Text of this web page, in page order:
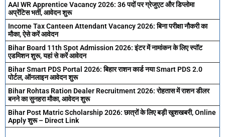
AAI WR Apprentice Vacancy 2026: 36 पदों पर ग्रेजुएट और डिप्लोमा
अप्रेंटिस भर्ती, आवेदन शुरू
Income Tax Canteen Attendant Vacancy 2026: बिना परीक्षा नौकरी का
मौका, ऐसे करें आवेदन
Bihar Board 11th Spot Admission 2026: इंटर में नामांकन के लिए स्पॉट
एडमिशन शुरू, यहां से करें आवेदन
Bihar Smart PDS Portal 2026: बिहार राशन कार्ड नया Smart PDS 2.0
पोर्टल, ऑनलाइन आवेदन शुरू
Bihar Rohtas Ration Dealer Recruitment 2026: रोहतास में राशन डीलर
बनने का सुनहरा मौका, आवेदन शुरू
Bihar Post Matric Scholarship 2026: छात्रों के लिए बड़ी खुशखबरी, Online
Apply शुरू – Direct Link